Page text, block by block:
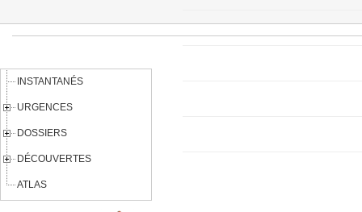
INSTANTANÉS
URGENCES
DOSSIERS
DÉCOUVERTES
ATLAS